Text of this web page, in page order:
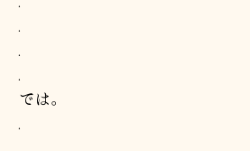
.
.
.
では。
.